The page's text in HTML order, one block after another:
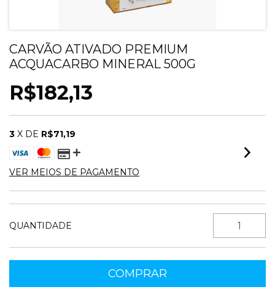
CARVÃO ATIVADO PREMIUM
ACQUACARBO MINERAL 500G
R$182,13
3 X DE R$71,19
VER MEIOS DE PAGAMENTO
QUANTIDADE